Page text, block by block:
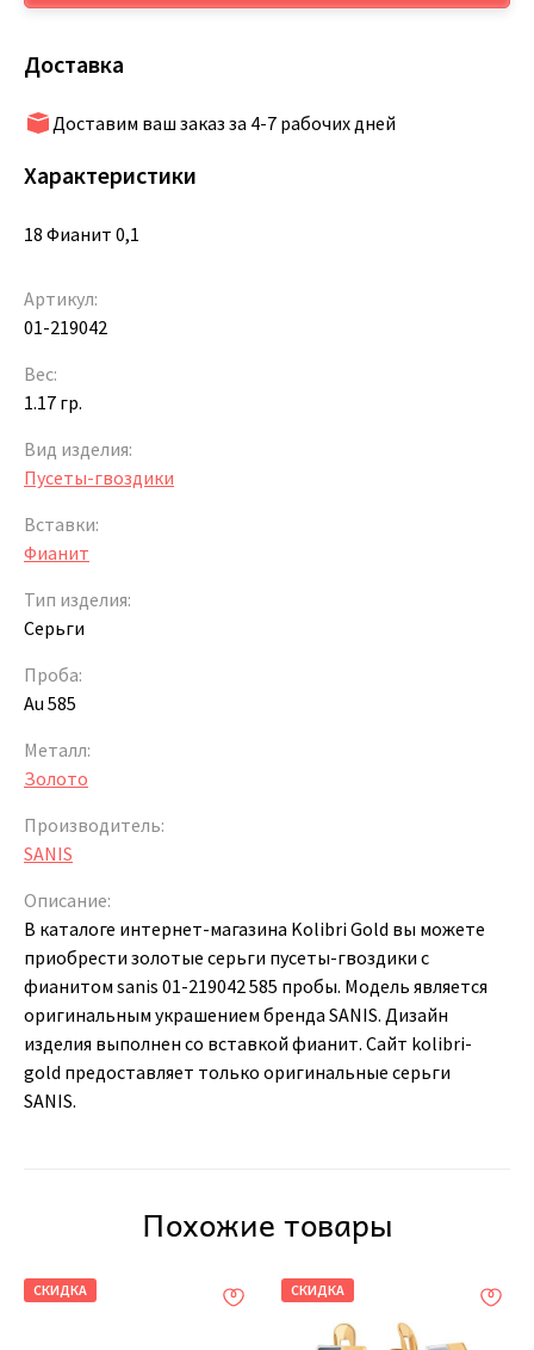
Доставка
Доставим ваш заказ за 4-7 рабочих дней
Характеристики
18 Фианит 0,1
Артикул:
01-219042
Вес:
1.17 гр.
Вид изделия:
Пусеты-гвоздики
Вставки:
Фианит
Тип изделия:
Серьги
Проба:
Au 585
Металл:
Золото
Производитель:
SANIS
Описание:
В каталоге интернет-магазина Kolibri Gold вы можете
приобрести золотые серьги пусеты-гвоздики с
фианитом sanis 01-219042 585 пробы. Модель является
оригинальным украшением бренда SANIS. Дизайн
изделия выполнен со вставкой фианит. Сайт kolibri-
gold предоставляет только оригинальные серьги
SANIS.
Похожие товары
СКИДКА СКИДКА